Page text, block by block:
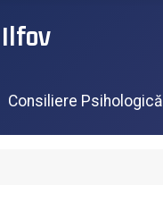
Ilfov
Consiliere Psihologică